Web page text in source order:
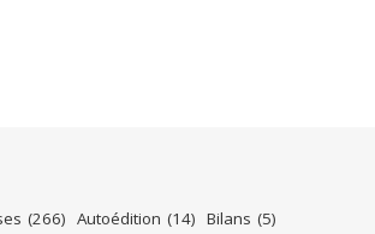
(266) Autoédition (14) Bilans (5)